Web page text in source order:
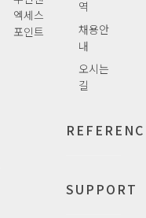
엑세스
포인트
역
채용안
내
오시는
길
SUPPORT